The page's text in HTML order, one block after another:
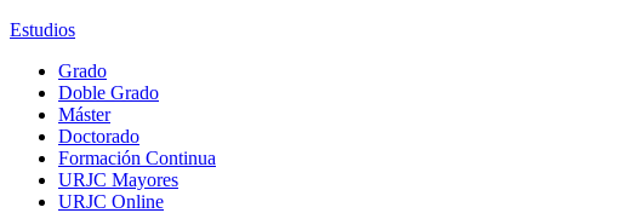
Estudios
Grado
Doble Grado
Máster
Doctorado
Formación Continua
URJC Mayores
URJC Online